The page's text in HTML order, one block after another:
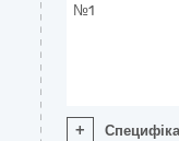
№1
+